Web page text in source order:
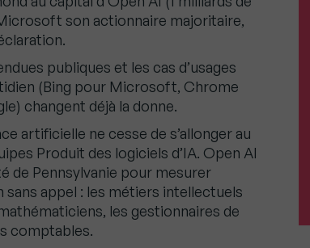
son actionnaire majoritaire,
publiques et les cas d’usages
(Bing pour Microsoft, Chrome
changent déjà la donne.
artificielle ne cesse de s’allonger au
Produit des logiciels d’IA. Open AI
de Pennsylvanie pour mesurer
sans appel : les métiers intellectuels
les gestionnaires de
comptables.